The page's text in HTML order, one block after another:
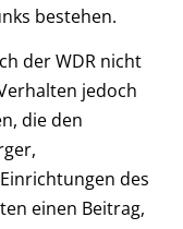
bestehen.
der WDR nicht
jedoch
die den
des
einen Beitrag,